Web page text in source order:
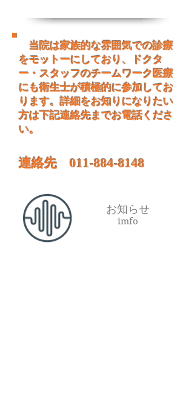
当院は家族的な雰囲気での診療
をモットーにしており、ドクタ
ー・スタッフのチームワーク医療
にも衛生士が積極的に参加してお
ります。詳細をお知りになりたい
方は下記連絡先までお電話くださ
い。
連絡先 011‐884‐8148
​お知らせ
imfo